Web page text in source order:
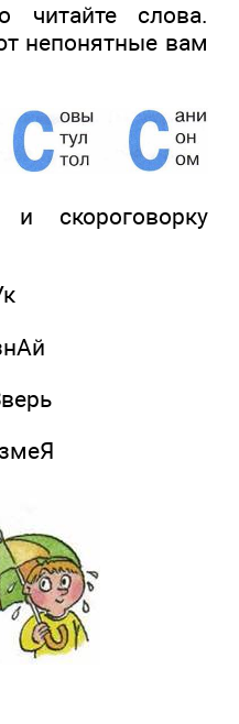
слова.
непонятные вам
скороговорку